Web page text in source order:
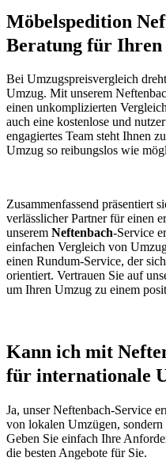
Möbelspedition
Beratung für Ihren
Bei Umzugspreisvergleich
Umzug. Mit unserem
einen unkomplizierten
auch eine kostenlose und
engagiertes Team steht Ihnen
Umzug so reibungslos wie
Zusammenfassend präsentiert
verlässlicher Partner für einen
unserem Neftenbach-Service
einfachen Vergleich von
einen Rundum-Service, der
orientiert. Vertrauen Sie auf
um Ihren Umzug zu einem
Kann ich mit
für internationale
Ja, unser Neftenbach-Service
von lokalen Umzügen,
Geben Sie einfach Ihre
die besten Angebote für Sie.